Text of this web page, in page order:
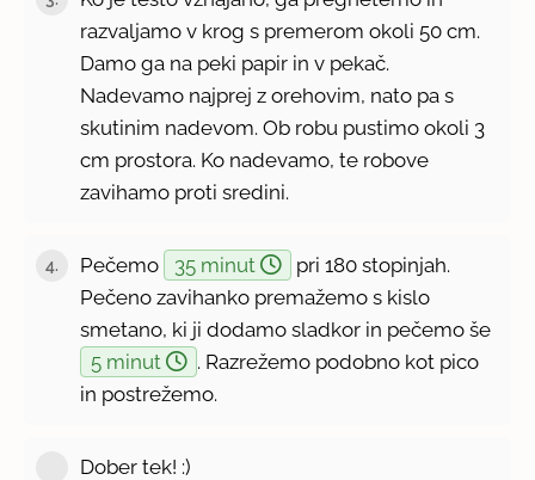
razvaljamo v krog s premerom okoli 50 cm.
Damo ga na peki papir in v pekač.
Nadevamo najprej z orehovim, nato pa s
skutinim nadevom. Ob robu pustimo okoli 3
cm prostora. Ko nadevamo, te robove
zavihamo proti sredini.
4. Pečemo 35 minut
pri 180 stopinjah.
Pečeno zavihanko premažemo s kislo
smetano, ki ji dodamo sladkor in pečemo še
5 minut
. Razrežemo podobno kot pico
in postrežemo.
Dober tek! :)